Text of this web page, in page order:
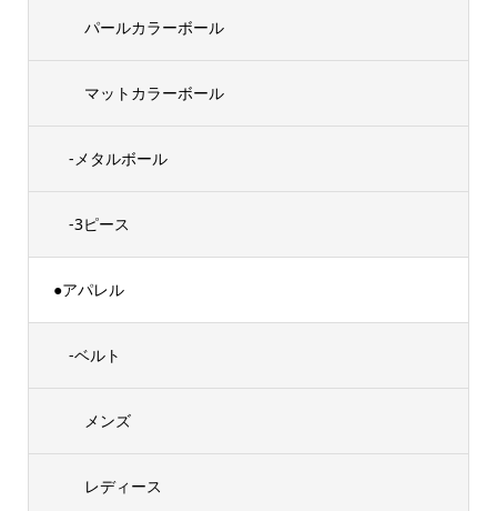
パールカラーボール
マットカラーボール
-メタルボール
-3ピース
●アパレル
-ベルト
メンズ
レディース